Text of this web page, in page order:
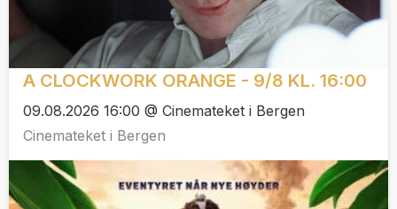
A CLOCKWORK ORANGE - 9/8 KL. 16:00
09.08.2026 16:00 @ Cinemateket i Bergen
Cinemateket i Bergen